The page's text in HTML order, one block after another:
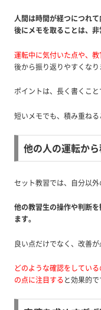
人間は時間が経つにつれ
後にメモを取ることは、非
運転中に気付いた点や、
後から振り返りやすくなり
ポイントは、長く書くこ
短いメモでも、積み重ねる
他の人の運転か
セット教習では、自分以外
他の教習生の操作や判断
ます。
良い点だけでなく、改善が
どのような確認をしてい
の点に注目すると効果的で